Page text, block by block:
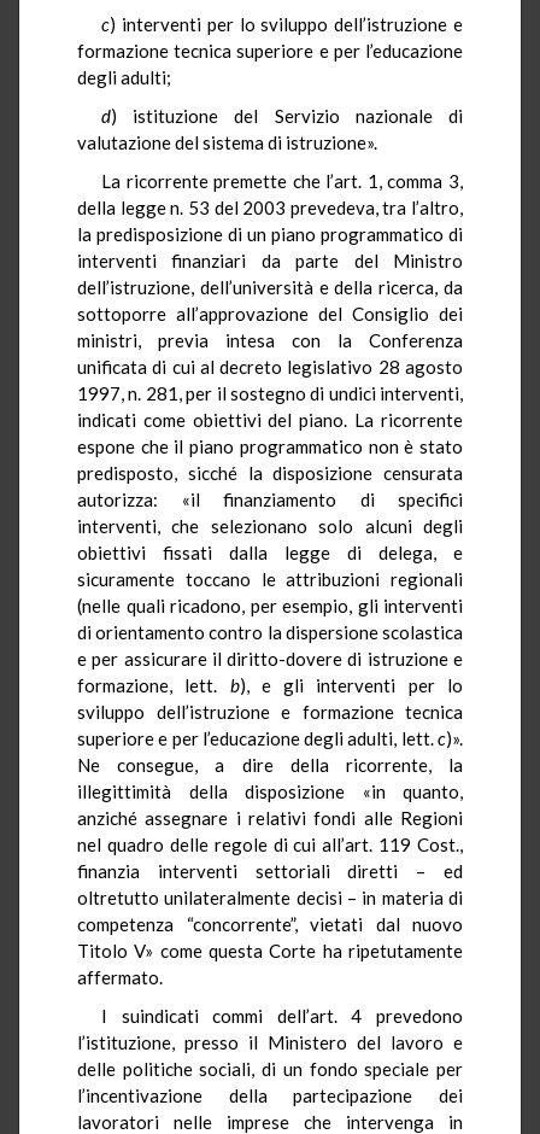
c) interventi per lo sviluppo dell’istruzione e
formazione tecnica superiore e per l’educazione
degli adulti;
d) istituzione del Servizio nazionale di
valutazione del sistema di istruzione».
La ricorrente premette che l’art. 1, comma 3,
della legge n. 53 del 2003 prevedeva, tra l’altro,
la predisposizione di un piano programmatico di
interventi finanziari da parte del Ministro
dell’istruzione, dell’università e della ricerca, da
sottoporre all’approvazione del Consiglio dei
ministri, previa intesa con la Conferenza
unificata di cui al decreto legislativo 28 agosto
1997, n. 281, per il sostegno di undici interventi,
indicati come obiettivi del piano. La ricorrente
espone che il piano programmatico non è stato
predisposto, sicché la disposizione censurata
autorizza: «il finanziamento di specifici
interventi, che selezionano solo alcuni degli
obiettivi fissati dalla legge di delega, e
sicuramente toccano le attribuzioni regionali
(nelle quali ricadono, per esempio, gli interventi
di orientamento contro la dispersione scolastica
e per assicurare il diritto-dovere di istruzione e
formazione, lett. b), e gli interventi per lo
sviluppo dell’istruzione e formazione tecnica
superiore e per l’educazione degli adulti, lett.c)».
Ne consegue, a dire della ricorrente, la
illegittimità della disposizione «in quanto,
anziché assegnare i relativi fondi alle Regioni
nel quadro delle regole di cui all’art. 119 Cost.,
finanzia interventi settoriali diretti – ed
oltretutto unilateralmente decisi – in materia di
competenza “concorrente”, vietati dal nuovo
Titolo V» come questa Corte ha ripetutamente
affermato.
I suindicati commi dell’art. 4 prevedono
l’istituzione, presso il Ministero del lavoro e
delle politiche sociali, di un fondo speciale per
l’incentivazione della partecipazione dei
lavoratori nelle imprese che intervenga in